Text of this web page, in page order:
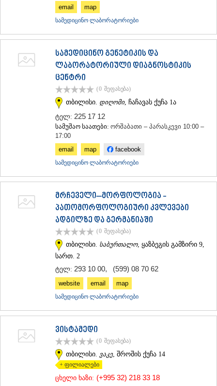
email
map
სამედიცინო ლაბორატორიები
სამედიცინო გენეტიკის და
ლაბორატორიული დიაგნოსტიკის
ცენტრი
(0 შეფასება)
თბილისი. დიღომი, ჩაჩავას ქუჩა 1ა
ტელ: 225 17 12
სამუშაო საათები: ორშაბათი – პარასკევი 10:00 –
17:00
email
map facebook
სამედიცინო ლაბორატორიები
მრჩეველი–მორფოლოგია -
პათომორფოლოგიური კვლევები
ადგილზე და გერმანიაში
(0 შეფასება)
თბილისი. საბურთალო, ყაზბეგის გამზირი 9,
სართ. 2
ტელ: 293 10 00, (599) 08 70 62
website email map
სამედიცინო ლაბორატორიები
ვისტამედი
(0 შეფასება)
თბილისი. ვაკე , შროშის ქუჩა 14
+ ფილიალები
ცხელი ხაზი: (+995 32) 218 33 18